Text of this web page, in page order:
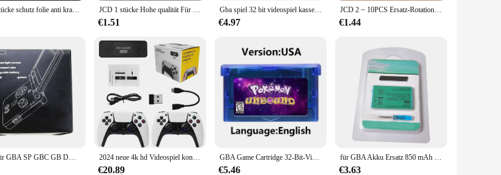
Jcd 1 stücke schutz folie anti kratz gehärtetes glas schutz für gameboy gb gba gbc gbp gba sp spiel konsole bildschirm schutz JCD 1 stücke Hohe qualität Für GBA Spiel Schutzhülle Patrone Shell Fall Für Gameboy Advance Lagerung Karte Box
€1.51
Gba spiel 32 bit videospiel kassette konsolen karte pokemon smaragd rubin firered blattgrüner saphir mehrsprachig für gba/nds
€4.97
JCD 2 ~ 10PCS Ersatz-Rotationswellen-Scharnier für Gameboy Advance GBA SP Konsolensystem Ersetzen Sie die Achse
€1.44
JCD Für GBA SP GBC GB DMG Spielkonsole Neue Verpackung Box Karton Für Gameboy Advance/Farbe Neue Verpackung schützen Box 2024 neue 4k hd Videospiel konsole 2,4g doppelter drahtloser Controller für ps1/fc/gba klassische Retro-TV-Spiele konsole Spiele Stick
€20.89
GBA Game Cartridge 32-Bit-Videospielkonsolenkarte Pokemon Series Crown Clover Unbound Quetzal Glazed Gaia
€5.46
für GBA Akku Ersatz 850 mAh Lithium-Ionen-Akku mit Schraubendreher für GBA SP Spielekonsolen 3,7 V für GBA Akku
€3.63